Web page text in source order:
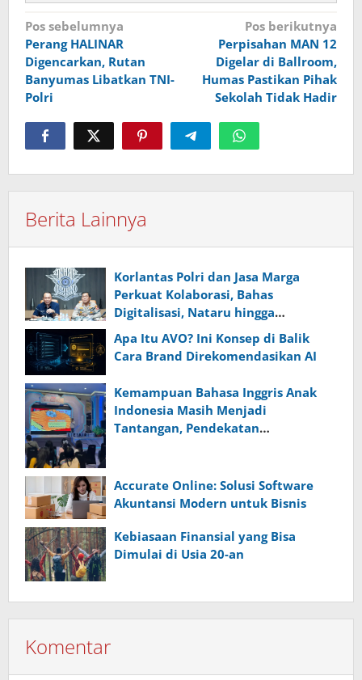
Navigasi
pos
Pos sebelumnya
Perang HALINAR
Digencarkan, Rutan
Banyumas Libatkan TNI-
Polri
Pos berikutnya
Perpisahan MAN 12
Digelar di Ballroom,
Humas Pastikan Pihak
Sekolah Tidak Hadir
Berita Lainnya
Korlantas Polri dan Jasa Marga
Perkuat Kolaborasi, Bahas
Digitalisasi, Nataru hingga
Penertiban ODOL
Apa Itu AVO? Ini Konsep di Balik
Cara Brand Direkomendasikan AI
Kemampuan Bahasa Inggris Anak
Indonesia Masih Menjadi
Tantangan, Pendekatan
Accurate Online: Solusi Software
Akuntansi Modern untuk Bisnis
Kebiasaan Finansial yang Bisa
Dimulai di Usia 20-an
Komentar